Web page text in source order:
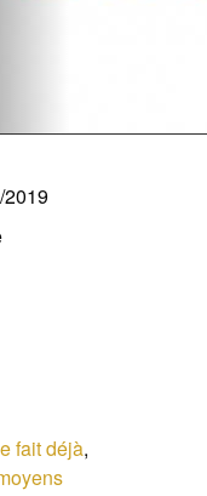
fait déjà,